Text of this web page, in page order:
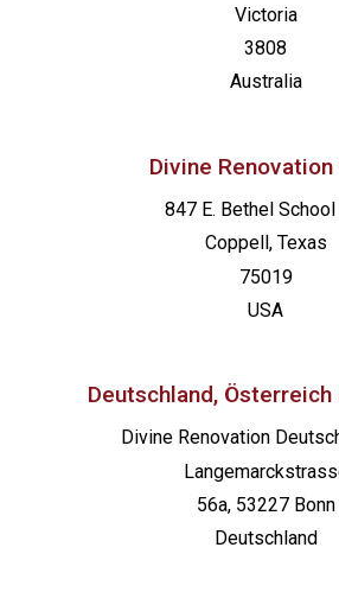
Victoria
3808
Australia
Divine Renovation
847 E. Bethel School
Coppell, Texas
75019
USA
Deutschland, Österreich
Divine Renovation
56a, 53227 Bonn
Deutschland